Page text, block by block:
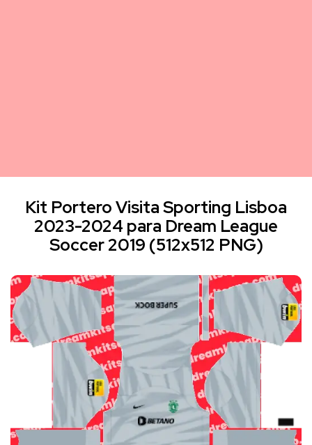
Kit Portero Visita Sporting Lisboa
2023-2024 para Dream League
Soccer 2019 (512x512 PNG)